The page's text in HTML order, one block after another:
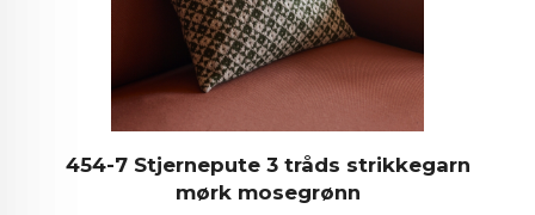
454-7 Stjernepute 3 tråds strikkegarn
mørk mosegrønn